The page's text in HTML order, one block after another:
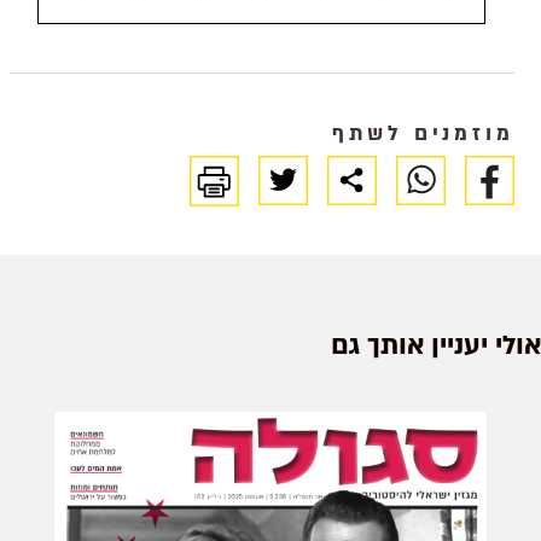
האלמנה
הלוי |
הדרוזים |
פה נטמן
הבחורה
האדוםעד
כמה
תרחיקו
מוזמנים לשתף
אולי יעניין אותך גם